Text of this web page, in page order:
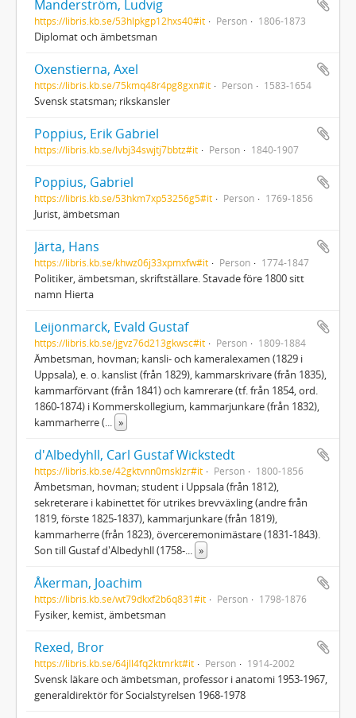
Manderström, Ludvig
https://libris.kb.se/53hlpkgp12hxs40#it Person 1806-1873
Diplomat och ämbetsman
Oxenstierna, Axel
https://libris.kb.se/75kmq48r4pg8gxn#it Person 1583-1654
Svensk statsman; rikskansler
Poppius, Erik Gabriel
https://libris.kb.se/lvbj34swjtj7bbtz#it Person 1840-1907
Poppius, Gabriel
https://libris.kb.se/53hkm7xp53256g5#it Person 1769-1856
Jurist, ämbetsman
Järta, Hans
https://libris.kb.se/khwz06j33xpmxfw#it Person 1774-1847
Politiker, ämbetsman, skriftställare. Stavade före 1800 sitt
namn Hierta
Leijonmarck, Evald Gustaf
https://libris.kb.se/jgvz76d213gkwsc#it Person 1809-1884
Ämbetsman, hovman; kansli- och kameralexamen (1829 i
Uppsala), e. o. kanslist (från 1829), kammarskrivare (från 1835),
kammarförvant (från 1841) och kamrerare (tf. från 1854, ord.
1860-1874) i Kommerskollegium, kammarjunkare (från 1832),
kammarherre (... »
d'Albedyhll, Carl Gustaf Wickstedt
https://libris.kb.se/42gktvnn0msklzr#it Person 1800-1856
Ämbetsman, hovman; student i Uppsala (från 1812),
sekreterare i kabinettet för utrikes brevväxling (andre från
1819, förste 1825-1837), kammarjunkare (från 1819),
kammarherre (från 1823), överceremonimästare (1831-1843).
Son till Gustaf d'Albedyhll (1758-... »
Åkerman, Joachim
https://libris.kb.se/wt79dkxf2b6q831#it Person 1798-1876
Fysiker, kemist, ämbetsman
Rexed, Bror
https://libris.kb.se/64jll4fq2ktmrkt#it Person 1914-2002
Svensk läkare och ämbetsman, professor i anatomi 1953-1967,
generaldirektör för Socialstyrelsen 1968-1978